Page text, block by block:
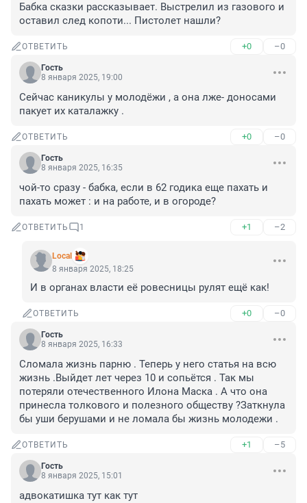
Бабка сказки рассказывает. Выстрелил из газового и
оставил след копоти... Пистолет нашли?
ОТВЕТИТЬ +0 –0
Гость
8 января 2025, 19:00
Сейчас каникулы у молодёжи , а она лже- доносами
пакует их каталажку .
ОТВЕТИТЬ +0 –0
Гость
8 января 2025, 16:35
чой-то сразу - бабка, если в 62 годика еще пахать и
пахать может : и на работе, и в огороде?
ОТВЕТИТЬ 1 +1 –2
Local
8 января 2025, 18:25
И в органах власти её ровесницы рулят ещё как!
ОТВЕТИТЬ +0 –0
Гость
8 января 2025, 16:33
Сломала жизнь парню . Теперь у него статья на всю
жизнь .Выйдет лет через 10 и сопьётся . Так мы
потеряли отечественного Илона Маска . А что она
принесла толкового и полезного обществу ?Заткнула
бы уши берушами и не ломала бы жизнь молодежи .
ОТВЕТИТЬ +1 –5
Гость
8 января 2025, 15:01
адвокатишка тут как тут